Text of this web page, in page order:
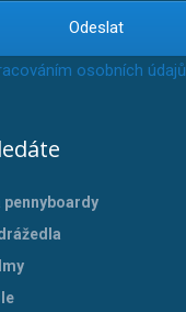
Odeslat
osobních údajů
pennyboardy